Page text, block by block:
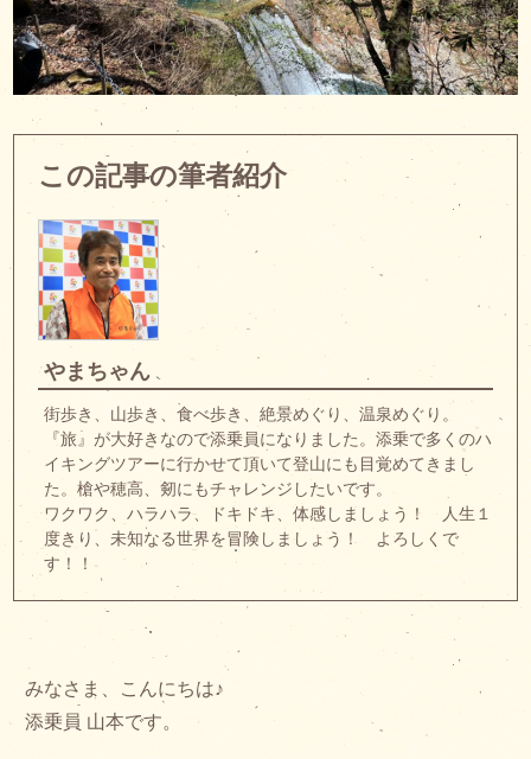
この記事の筆者紹介
やまちゃん
街歩き、山歩き、食べ歩き、絶景めぐり、温泉めぐり。
『旅』が大好きなので添乗員になりました。添乗で多くのハ
イキングツアーに行かせて頂いて登山にも目覚めてきまし
た。槍や穂高、剱にもチャレンジしたいです。
ワクワク、ハラハラ、ドキドキ、体感しましょう！ 人生１
度きり、未知なる世界を冒険しましょう！ よろしくで
す！！
みなさま、こんにちは♪
添乗員 山本です。